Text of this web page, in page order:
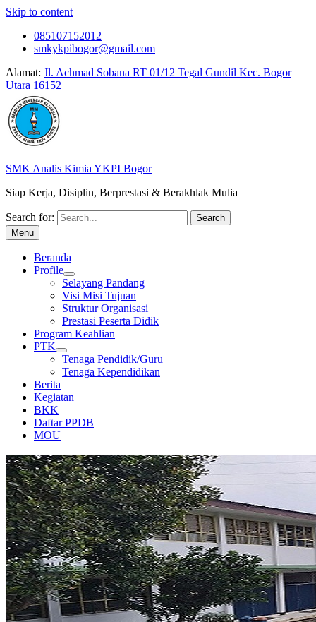
Skip to content
085107152012
smkykpibogor@gmail.com
Alamat: Jl. Achmad Sobana RT 01/12 Tegal Gundil Kec. Bogor
Utara 16152
SMK Analis Kimia YKPI Bogor
Siap Kerja, Disiplin, Berprestasi & Berakhlak Mulia
Search for:
Menu
Beranda
Profile
Selayang Pandang
Visi Misi Tujuan
Struktur Organisasi
Prestasi Peserta Didik
Program Keahlian
PTK
Tenaga Pendidik/Guru
Tenaga Kependidikan
Berita
Kegiatan
BKK
Daftar PPDB
MOU
GEDUNG DAN LAPANGAN